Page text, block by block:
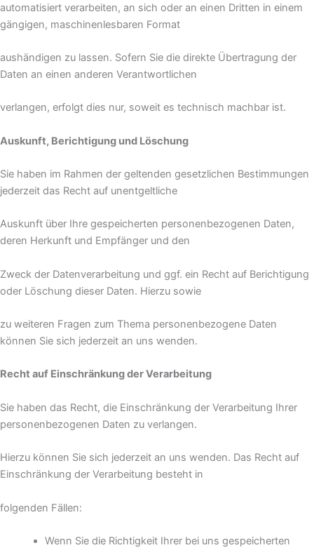
automatisiert verarbeiten, an sich oder an einen Dritten in einem
gängigen, maschinenlesbaren Format
aushändigen zu lassen. Sofern Sie die direkte Übertragung der
Daten an einen anderen Verantwortlichen
verlangen, erfolgt dies nur, soweit es technisch machbar ist.
Auskunft, Berichtigung und Löschung
Sie haben im Rahmen der geltenden gesetzlichen Bestimmungen
jederzeit das Recht auf unentgeltliche
Auskunft über Ihre gespeicherten personenbezogenen Daten,
deren Herkunft und Empfänger und den
Zweck der Datenverarbeitung und ggf. ein Recht auf Berichtigung
oder Löschung dieser Daten. Hierzu sowie
zu weiteren Fragen zum Thema personenbezogene Daten
können Sie sich jederzeit an uns wenden.
Recht auf Einschränkung der Verarbeitung
Sie haben das Recht, die Einschränkung der Verarbeitung Ihrer
personenbezogenen Daten zu verlangen.
Hierzu können Sie sich jederzeit an uns wenden. Das Recht auf
Einschränkung der Verarbeitung besteht in
folgenden Fällen:
Wenn Sie die Richtigkeit Ihrer bei uns gespeicherten